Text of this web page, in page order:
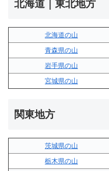
北海道｜東北地方
北海道の山
青森県の山
岩手県の山
宮城県の山
関東地方
茨城県の山
栃木県の山